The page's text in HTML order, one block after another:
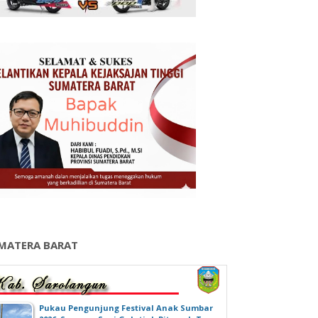
BARAT
‎Pukau Pengunjung Festival Anak Sumbar